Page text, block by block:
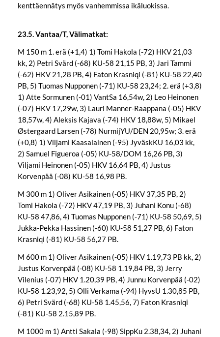
kenttäennätys myös vanhemmissa ikäluokissa.
23.5. Vantaa/T, Välimatkat:
M 150 m 1. erä (+1,4) 1) Tomi Hakola (-72) HKV 21,03
kk, 2) Petri Svärd (-68) KU-58 21,15 PB, 3) Jari Tammi
(-62) HKV 21,28 PB, 4) Faton Krasniqi (-81) KU-58 22,40
PB, 5) Tuomas Nupponen (-71) KU-58 23,24; 2. erä (+3,8)
1) Atte Sormunen (-01) VantSa 16,54w, 2) Leo Heinonen
(-07) HKV 17,29w, 3) Lauri Manner-Raappana (-05) HKV
18,57w, 4) Aleksis Kajava (-74) HKV 18,88w, 5) Mikael
Østergaard Larsen (-78) NurmijYU/DEN 20,95w; 3. erä
(+0,8) 1) Viljami Kaasalainen (-95) JyväskKU 16,03 kk,
2) Samuel Figueroa (-05) KU-58/DOM 16,26 PB, 3)
Viljami Heinonen (-05) HKV 16,64 PB, 4) Justus
Korvenpää (-08) KU-58 16,98 PB.
M 300 m 1) Oliver Asikainen (-05) HKV 37,35 PB, 2)
Tomi Hakola (-72) HKV 47,19 PB, 3) Juhani Konu (-68)
KU-58 47,86, 4) Tuomas Nupponen (-71) KU-58 50,69, 5)
Jukka-Pekka Hassinen (-60) KU-58 51,27 PB, 6) Faton
Krasniqi (-81) KU-58 56,27 PB.
M 600 m 1) Oliver Asikainen (-05) HKV 1.19,73 PB kk, 2)
Justus Korvenpää (-08) KU-58 1.19,84 PB, 3) Jerry
Vilenius (-07) HKV 1.20,39 PB, 4) Junnu Korvenpää (-02)
KU-58 1.23,92, 5) Olli Verkama (-94) HyvsU 1.30,85 PB,
6) Petri Svärd (-68) KU-58 1.45,56, 7) Faton Krasniqi
(-81) KU-58 2.15,89 PB.
M 1000 m 1) Antti Sakala (-98) SippKu 2.38,34, 2) Juhani